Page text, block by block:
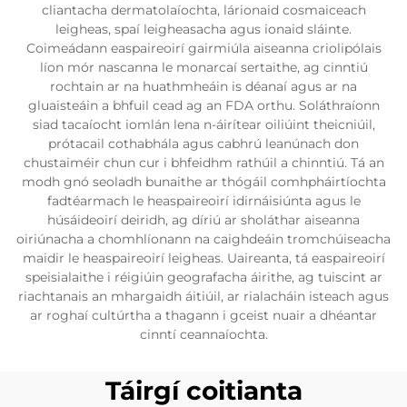
cliantacha dermatolaíochta, lárionaid cosmaiceach
leigheas, spaí leigheasacha agus ionaid sláinte.
Coimeádann easpaireoirí gairmiúla aiseanna criolipólais
líon mór nascanna le monarcaí sertaithe, ag cinntiú
rochtain ar na huathmheáin is déanaí agus ar na
gluaisteáin a bhfuil cead ag an FDA orthu. Soláthraíonn
siad tacaíocht iomlán lena n-áirítear oiliúint theicniúil,
prótacail cothabhála agus cabhrú leanúnach don
chustaiméir chun cur i bhfeidhm rathúil a chinntiú. Tá an
modh gnó seoladh bunaithe ar thógáil comhpháirtíochta
fadtéarmach le heaspaireoirí idirnáisiúnta agus le
húsáideoirí deiridh, ag díriú ar sholáthar aiseanna
oiriúnacha a chomhlíonann na caighdeáin tromchúiseacha
maidir le heaspaireoirí leigheas. Uaireanta, tá easpaireoirí
speisialaithe i réigiúin geografacha áirithe, ag tuiscint ar
riachtanais an mhargaidh áitiúil, ar rialacháin isteach agus
ar roghaí cultúrtha a thagann i gceist nuair a dhéantar
cinntí ceannaíochta.
Táirgí coitianta